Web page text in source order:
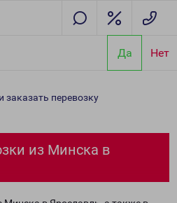
Да Нет
заказать перевозку
из Минска в